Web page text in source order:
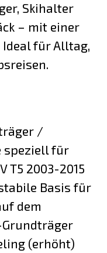
Skihalter
– mit einer
Ideal für Alltag,
/
speziell für
T5 2003-2015
Basis für
dem
Grundträger
(erhöht)